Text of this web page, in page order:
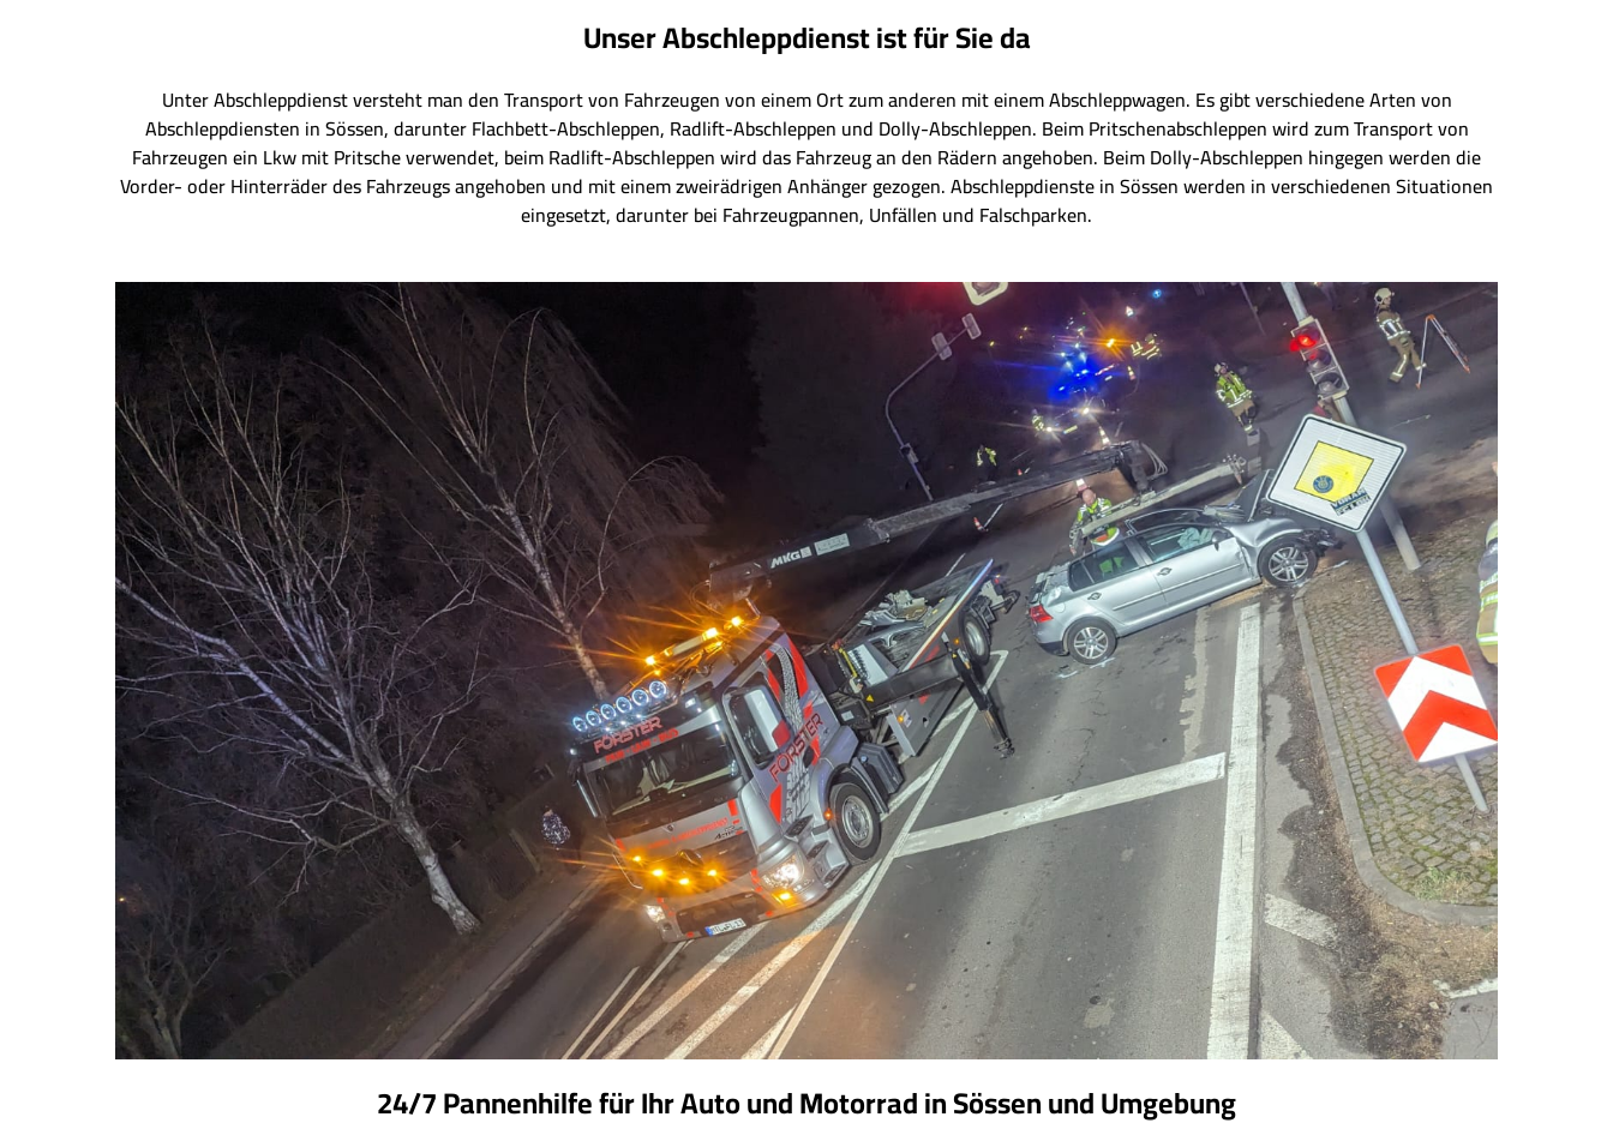
Unser Abschleppdienst ist für Sie da
Unter Abschleppdienst versteht man den Transport von Fahrzeugen von einem Ort zum anderen mit einem Abschleppwagen. Es gibt verschiedene Arten von
Abschleppdiensten in Sössen, darunter Flachbett-Abschleppen, Radlift-Abschleppen und Dolly-Abschleppen. Beim Pritschenabschleppen wird zum Transport von
Fahrzeugen ein Lkw mit Pritsche verwendet, beim Radlift-Abschleppen wird das Fahrzeug an den Rädern angehoben. Beim Dolly-Abschleppen hingegen werden die
Vorder- oder Hinterräder des Fahrzeugs angehoben und mit einem zweirädrigen Anhänger gezogen. Abschleppdienste in Sössen werden in verschiedenen Situationen
eingesetzt, darunter bei Fahrzeugpannen, Unfällen und Falschparken.
24/7 Pannenhilfe für Ihr Auto und Motorrad in Sössen und Umgebung